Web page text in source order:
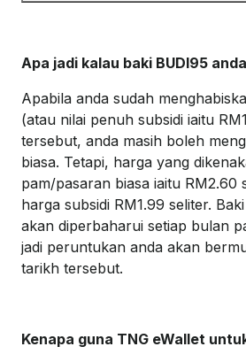
Apa jadi kalau baki BUDI95
Apabila anda sudah
(atau nilai penuh subsidi iaitu
tersebut, anda masih boleh
biasa. Tetapi, harga yang
pam/pasaran biasa iaitu RM2.60
harga subsidi RM1.99 seliter.
akan diperbaharui setiap bulan
jadi peruntukan anda akan
tarikh tersebut.
Kenapa guna TNG eWallet